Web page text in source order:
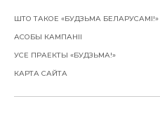
ШТО ТАКОЕ «БУДЗЬМА БЕЛАРУСАМІ!»
АСОБЫ КАМПАНІІ
УСЕ ПРАЕКТЫ «БУДЗЬМА!»
КАРТА САЙТА